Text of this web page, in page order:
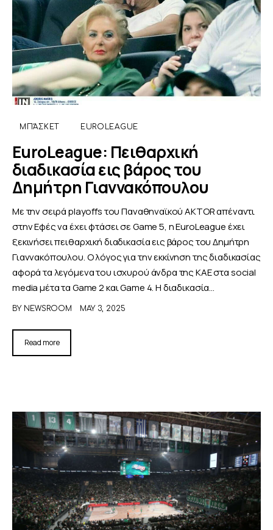
ΜΠΆΣΚΕΤ EUROLEAGUE
EuroLeague: Πειθαρχική
διαδικασία εις βάρος του
Δημήτρη Γιαννακόπουλου
Με την σειρά playoffs του Παναθηναϊκού AKTOR απέναντι
στην Εφές να έχει φτάσει σε Game 5, η EuroLeague έχει
ξεκινήσει πειθαρχική διαδικασία εις βάρος του Δημήτρη
Γιαννακόπουλου. Ο λόγος για την εκκίνηση της διαδικασίας
αφορά τα λεγόμενα του ισχυρού άνδρα της ΚΑΕ στα social
media μέτα τα Game 2 και Game 4. H διαδικασία…
BY NEWSROOM MAY 3, 2025
Read more